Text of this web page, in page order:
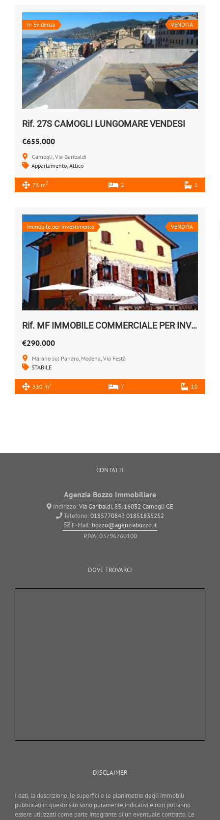
In Evidenza VENDITA
Rif. 27S CAMOGLI LUNGOMARE VENDESI
€655.000
Camogli, Via Garibaldi
Appartamento Attico
75 m2 2 1
Immobile per investimento VENDITA
Rif. MF IMMOBILE COMMERCIALE PER INVESTIMENTO
€290.000
Marano sul Panaro, Modena, Via Festà
STABILE
330 m2 7 10
CONTATTI
Agenzia Bozzo Immobiliare
Indirizzo:Via Garibaldi, 85, 16032 Camogli GE
Telefono:0185770843 01851835252
E-Mail: bozzo@agenziabozzo.it
P.IVA: 03796760100
DOVE TROVARCI
DISCLAIMER
I dati, la descrizione, le superfici e le planimetrie degli immobili
pubblicati in questo sito sono puramente indicativi e non potranno
essere utilizzati come parte integrante di un eventuale contratto. Le